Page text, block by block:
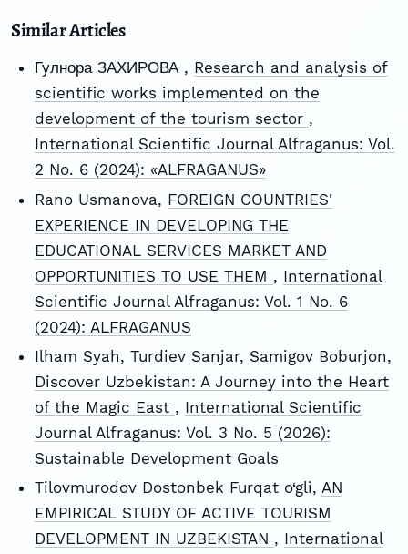
Similar Articles
Гулнора ЗАХИРОВА , Research and analysis of
scientific works implemented on the
development of the tourism sector ,
International Scientific Journal Alfraganus: Vol.
2 No. 6 (2024): «ALFRAGANUS»
Rano Usmanova, FOREIGN COUNTRIES'
EXPERIENCE IN DEVELOPING THE
EDUCATIONAL SERVICES MARKET AND
OPPORTUNITIES TO USE THEM , International
Scientific Journal Alfraganus: Vol. 1 No. 6
(2024): ALFRAGANUS
Ilham Syah, Turdiev Sanjar, Samigov Boburjon,
Discover Uzbekistan: A Journey into the Heart
of the Magic East , International Scientific
Journal Alfraganus: Vol. 3 No. 5 (2026):
Sustainable Development Goals
Tilovmurodov Dostonbek Furqat o‘gli, AN
EMPIRICAL STUDY OF ACTIVE TOURISM
DEVELOPMENT IN UZBEKISTAN , International